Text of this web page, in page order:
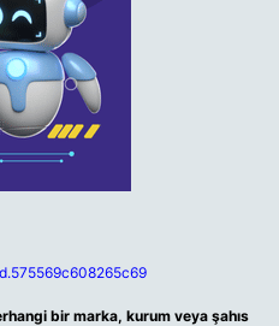
bir marka, kurum veya şahıs